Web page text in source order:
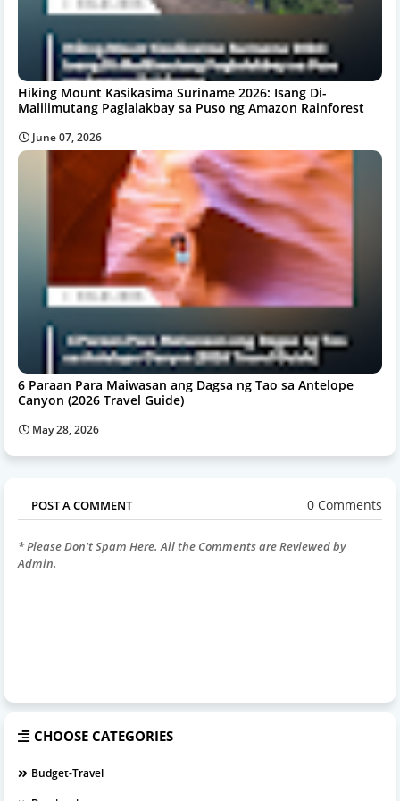
Hiking Mount Kasikasima Suriname 2026: Isang Di-
Malilimutang Paglalakbay sa Puso ng Amazon Rainforest
June 07, 2026
6 Paraan Para Maiwasan ang Dagsa ng Tao sa Antelope
Canyon (2026 Travel Guide)
May 28, 2026
POST A COMMENT 0 Comments
* Please Don't Spam Here. All the Comments are Reviewed by
Admin.
CHOOSE CATEGORIES
Budget-Travel